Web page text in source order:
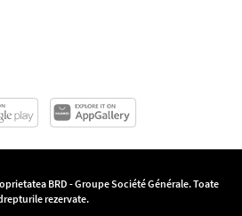
BRD - Groupe Société Générale. Toate
rezervate.